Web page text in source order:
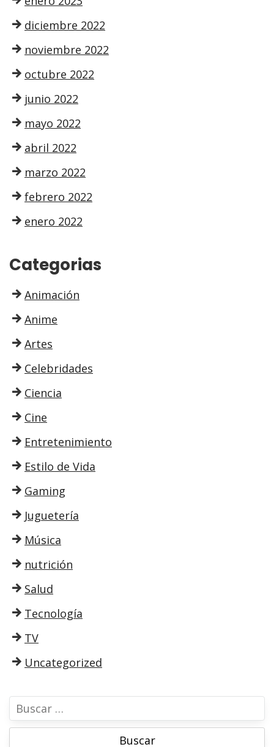
diciembre 2022
noviembre 2022
octubre 2022
junio 2022
mayo 2022
abril 2022
marzo 2022
febrero 2022
enero 2022
Categorias
Animación
Anime
Artes
Celebridades
Ciencia
Cine
Entretenimiento
Estilo de Vida
Gaming
Juguetería
Música
nutrición
Salud
Tecnología
TV
Uncategorized
u